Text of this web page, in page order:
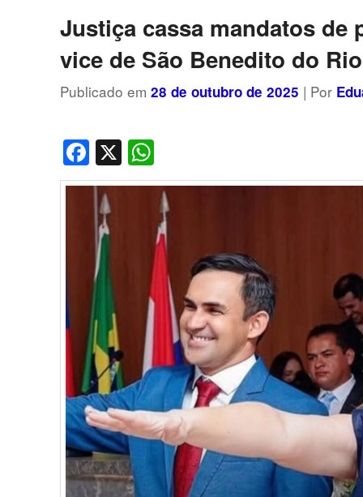
Justiça cassa mandatos de
vice de São Benedito do
Publicado em28 de outubro de 2025 | Por
Facebook
X